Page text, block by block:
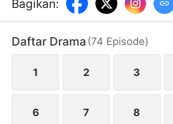
ninja yang mengejar Sekar,
Bagikan:
Daftar Drama (74 Episode)
1 2 3
6 7 8